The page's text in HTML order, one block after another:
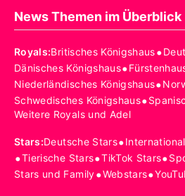
News Themen im Überblick
Royals:Britisches Königshaus•
Dänisches Königshaus•
Niederländisches Königshaus•
Schwedisches Königshaus•
Weitere Royals und Adel
Stars:Deutsche Stars•
•Tierische Stars•TikTok Stars•
Stars und Family•Webstars•